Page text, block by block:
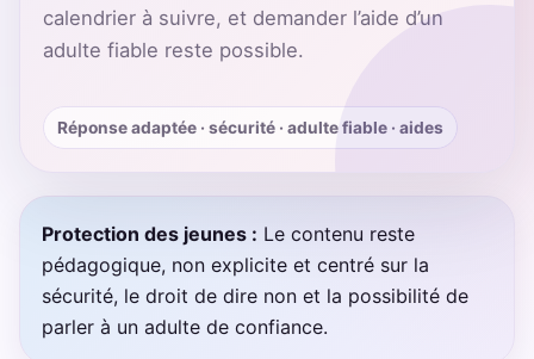
calendrier à suivre, et demander l’aide d’un
adulte fiable reste possible.
Réponse adaptée · sécurité · adulte fiable · aides
Protection des jeunes : Le contenu reste
pédagogique, non explicite et centré sur la
sécurité, le droit de dire non et la possibilité de
parler à un adulte de confiance.